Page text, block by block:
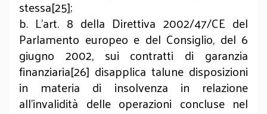
stessa[25];
b. L’art. 8 della Direttiva 2002/47/CE del
Parlamento europeo e del Consiglio, del 6
giugno 2002, sui contratti di garanzia
finanziaria[26] disapplica talune disposizioni
in materia di insolvenza in relazione
all'invalidità delle operazioni concluse nel